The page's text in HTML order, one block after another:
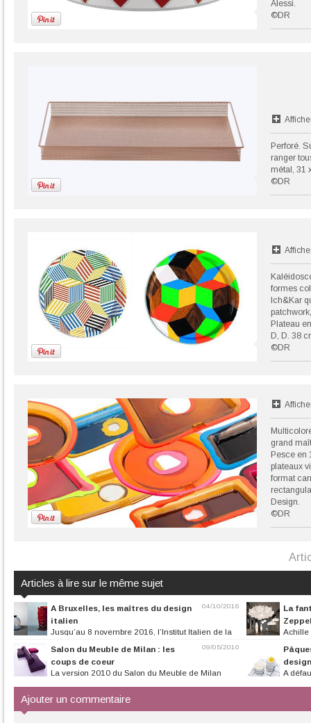
Alessi.
©DR
Perforé.
ranger
métal, 31
©DR
formes
Ich&Kar
Plateau
D, D. 38
©DR
grand
Pesce en
plateaux
format
Design.
©DR
Articles à lire sur le même sujet
04/10/2016
A Bruxelles, les maîtres du design
italien
Jusqu’au 8 novembre 2016, l’Institut Italien de la
La
Achille
09/05/2010
Salon du Meuble de Milan : les
coups de coeur
La version 2010 du Salon du Meuble de Milan
A
Ajouter un commentaire